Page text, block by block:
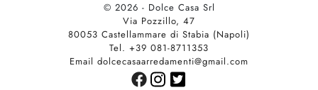
© 2026 - Dolce Casa Srl
Via Pozzillo, 47
80053 Castellammare di Stabia (Napoli)
Tel. +39 081-8711353
Email dolcecasaarredamenti@gmail.com